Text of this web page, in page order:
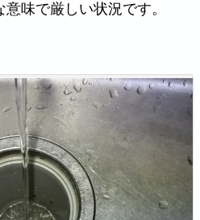
味で厳しい状況です。